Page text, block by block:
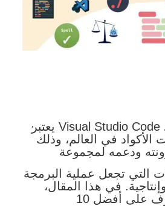
يعتبر Visual Studio Code واحدًا من أقوى
في العالم، وذلك
ودعمه لمجموعة
التي تجعل عملية البرمجة
في هذا المقال،
على أفضل 10